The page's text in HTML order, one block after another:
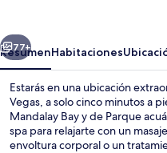
Vegas
Siguiente
77+
ResumenHabitaciones
Estarás en una ubicación
Vegas, a solo cinco minutos a
Mandalay Bay y de Parque
spa para relajarte con un
envoltura corporal o un